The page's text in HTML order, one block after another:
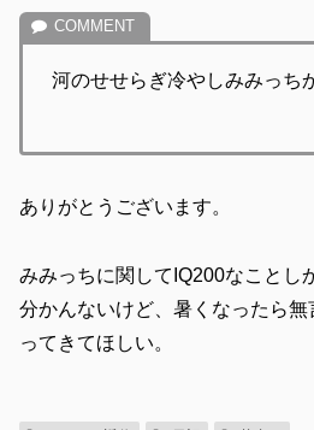
河のせせらぎ冷やしみみっち
ありがとうございます。
みみっちに関してIQ200なことし
分かんないけど、暑くなったら
ってきてほしい。